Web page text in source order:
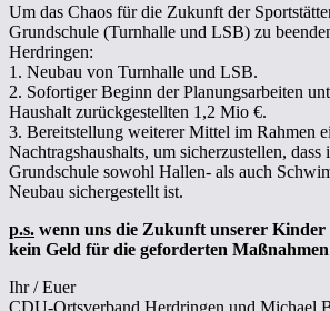
Um das Chaos für die Zukunft der
Grundschule (Turnhalle und LSB) zu
Herdringen:
1. Neubau von Turnhalle und LSB.
2. Sofortiger Beginn der Planungsarbeiten
Haushalt zurückgestellten 1,2 Mio €.
3. Bereitstellung weiterer Mittel im Rahmen
Nachtragshaushalts, um sicherzustellen,
Grundschule sowohl Hallen- als auch
Neubau sichergestellt ist.
p.s. wenn uns die Zukunft unserer Kinder
kein Geld für die geforderten Maßnahmen
Ihr / Euer
CDU-Ortsverband Herdringen und Michael